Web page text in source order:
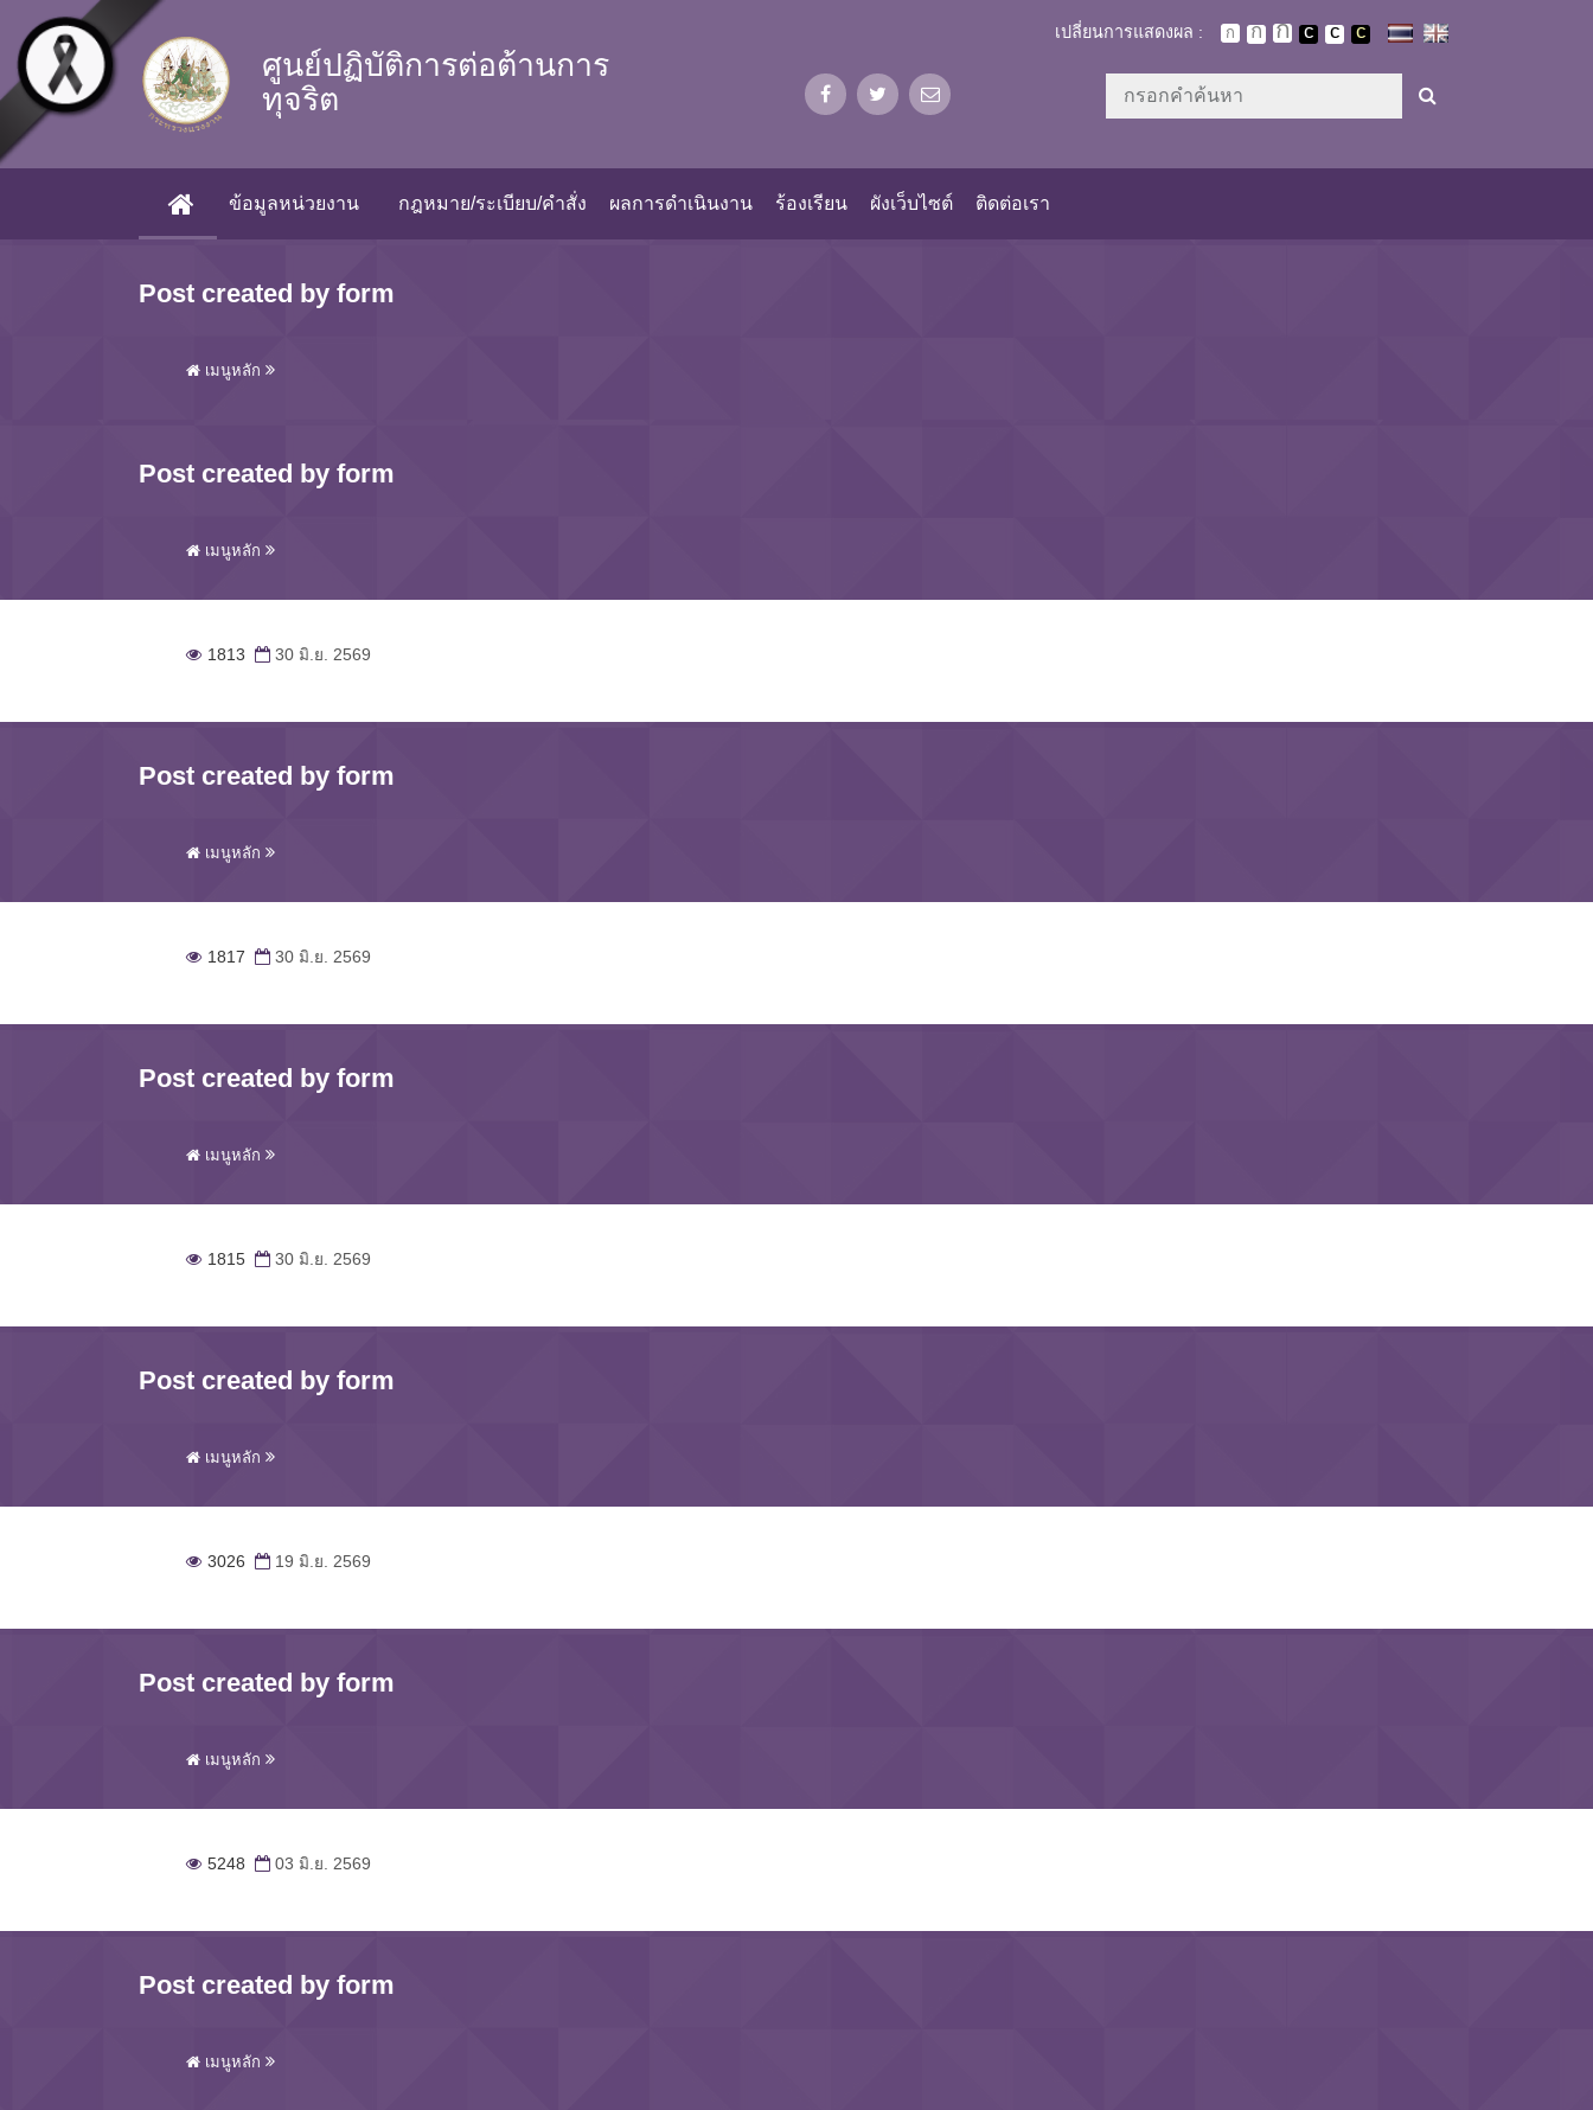
Skip to main content
ศูนย์ปฏิบัติการต่อต้านการ
ทุจริต
เปลี่ยนการแสดงผล :
(CURRENT)
ข้อมูลหน่วยงาน กฎหมาย/ระเบียบ/คำสั่ง ผลการดำเนินงาน ร้องเรียน ผังเว็บไซต์ ติดต่อเรา
Post created by form
เมนูหลัก
Post created by form
เมนูหลัก
1813 30 มิ.ย. 2569
Post created by form
เมนูหลัก
1817 30 มิ.ย. 2569
Post created by form
เมนูหลัก
1815 30 มิ.ย. 2569
Post created by form
เมนูหลัก
3026 19 มิ.ย. 2569
Post created by form
เมนูหลัก
5248 03 มิ.ย. 2569
Post created by form
เมนูหลัก